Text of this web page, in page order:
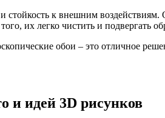
стойкость к внешним
их легко чистить и подвергать
обои – это отличное
и идей 3D рисунков